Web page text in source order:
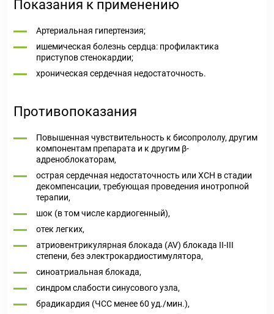
Показания к применению
Артериальная гипертензия;
ишемическая болезнь сердца: профилактика
приступов стенокардии;
хроническая сердечная недостаточность.
Противопоказания
Повышенная чувствительность к бисопрололу, другим
компонентам препарата и к другим β-
адреноблокаторам,
острая сердечная недостаточность или ХСН в стадии
декомпенсации, требующая проведения инотропной
терапии,
шок (в том числе кардиогенный),
отек легких,
атриовентрикулярная блокада (AV) блокада II-III
степени, без электрокардиостимулятора,
синоатриальная блокада,
синдром слабости синусового узла,
брадикардия (ЧСС менее 60 уд./мин.),